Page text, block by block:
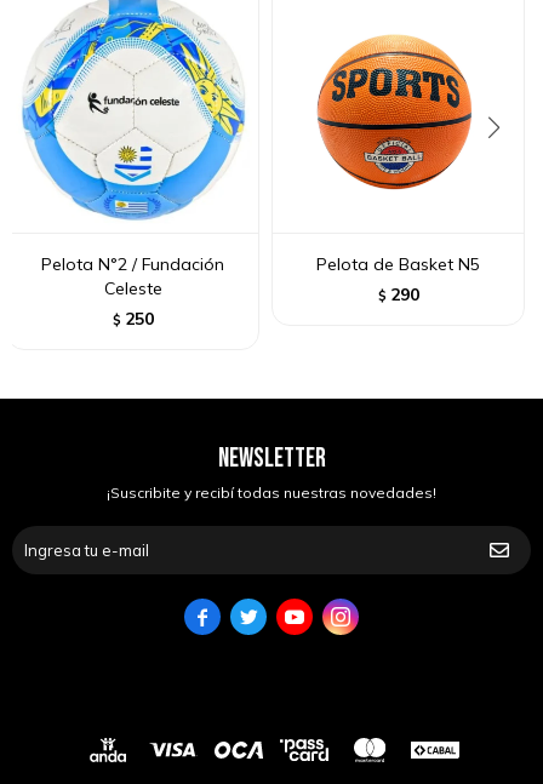
Pelota N°2 / Fundación
Celeste
$ 250
Pelota de Basket N5
$ 290
NEWSLETTER
¡Suscribite y recibí todas nuestras novedades!
   